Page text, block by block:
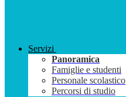
Servizi
Panoramica
Famiglie e studenti
Personale scolastico
Percorsi di studio